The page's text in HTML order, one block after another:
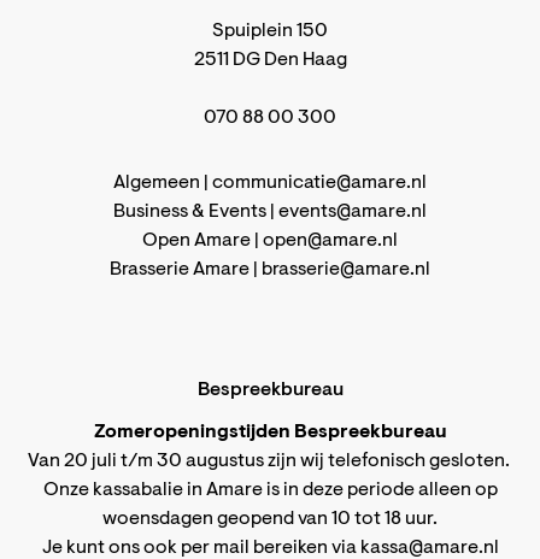
Spuiplein 150
2511 DG Den Haag
070 88 00 300
Algemeen | communicatie@amare.nl
Business & Events | events@amare.nl
Open Amare | open@amare.nl
Brasserie Amare |
brasserie@amare.nl
Bespreekbureau
Zomeropeningstijden Bespreekbureau
Van 20 juli t/m 30 augustus zijn wij telefonisch gesloten.
Onze kassabalie in Amare is in deze periode alleen op
woensdagen geopend van 10 tot 18 uur.
Je kunt ons ook per mail bereiken via kassa@amare.nl